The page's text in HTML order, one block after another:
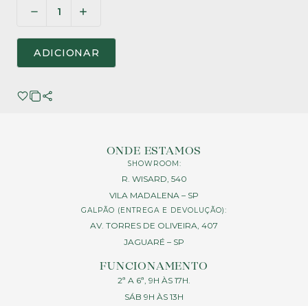
ADICIONAR
ONDE ESTAMOS
SHOWROOM:
R. WISARD, 540
VILA MADALENA – SP
GALPÃO (ENTREGA E DEVOLUÇÃO):
AV. TORRES DE OLIVEIRA, 407
JAGUARÉ – SP
FUNCIONAMENTO
2ª A 6ª, 9H ÀS 17H.
SÁB 9H ÀS 13H